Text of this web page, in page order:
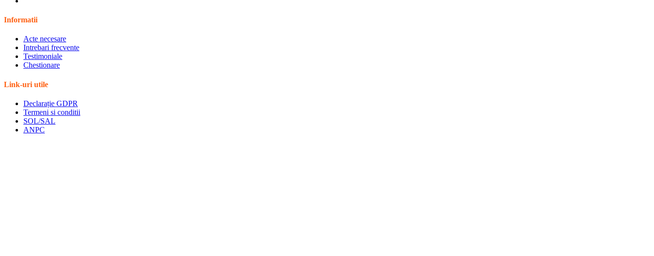
Informatii
Acte necesare
Intrebari frecvente
Testimoniale
Chestionare
Link-uri utile
Declarație GDPR
Termeni si conditii
SOL/SAL
ANPC